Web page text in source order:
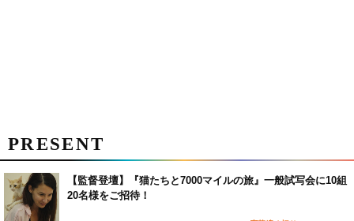
PRESENT
【監督登壇】『猫たちと7000マイルの旅』一般試写会に10組
20名様をご招待！